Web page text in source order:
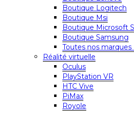
Boutique Logitech
Boutique Msi
Boutique Microsoft
Boutique Samsung
Toutes nos
Réalité virtuelle
Oculus
PlayStation VR
HTC Vive
PiMax
Royole